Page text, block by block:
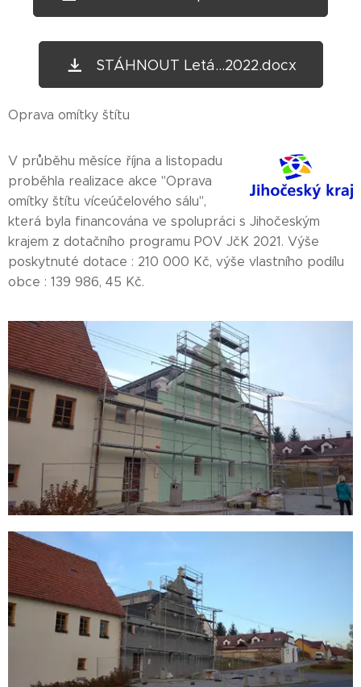
STÁHNOUT Letá...2022.docx
Oprava omítky štítu
V průběhu měsíce října a listopadu
proběhla realizace akce "Oprava
omítky štítu víceúčelového sálu",
která byla financována ve spolupráci s Jihočeským
krajem z dotačního programu POV JčK 2021. Výše
poskytnuté dotace : 210 000 Kč, výše vlastního podílu
obce : 139 986, 45 Kč.